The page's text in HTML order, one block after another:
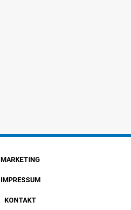
MARKETING
IMPRESSUM
KONTAKT